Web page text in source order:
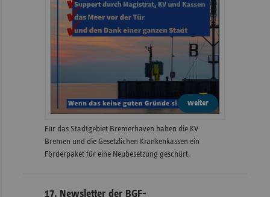
weiter
Für das Stadtgebiet Bremerhaven haben die KV
Bremen und die Gesetzlichen Krankenkassen ein
Förderpaket für eine Neubesetzung geschürt.
17. Newsletter der BGF-